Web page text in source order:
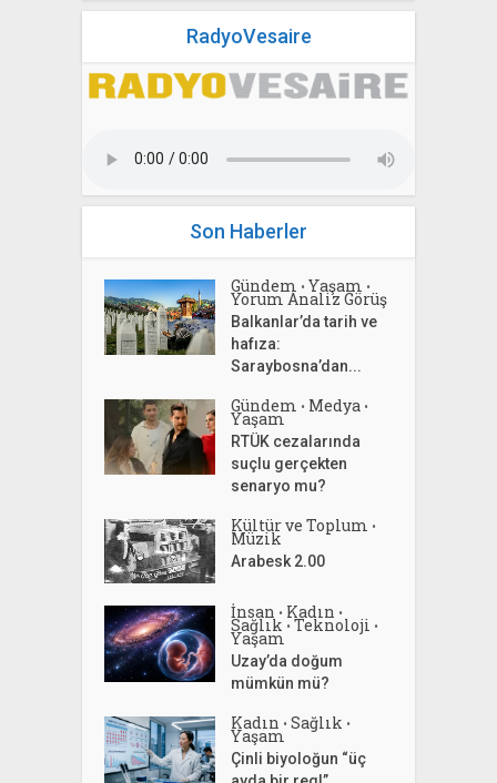
RadyoVesaire
Son Haberler
Gündem • Yaşam •
Yorum Analiz Görüş
Balkanlar’da tarih ve
hafıza:
Saraybosna’dan...
Gündem • Medya •
Yaşam
RTÜK cezalarında
suçlu gerçekten
senaryo mu?
Kültür ve Toplum •
Müzik
Arabesk 2.00
İnsan • Kadın •
Sağlık • Teknoloji •
Yaşam
Uzay’da doğum
mümkün mü?
Kadın • Sağlık •
Yaşam
Çinli biyoloğun “üç